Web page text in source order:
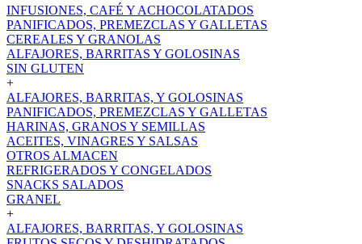
INFUSIONES, CAFÉ Y ACHOCOLATADOS
PANIFICADOS, PREMEZCLAS Y GALLETAS
CEREALES Y GRANOLAS
ALFAJORES, BARRITAS Y GOLOSINAS
SIN GLUTEN
+
ALFAJORES, BARRITAS, Y GOLOSINAS
PANIFICADOS, PREMEZCLAS Y GALLETAS
HARINAS, GRANOS Y SEMILLAS
ACEITES, VINAGRES Y SALSAS
OTROS ALMACEN
REFRIGERADOS Y CONGELADOS
SNACKS SALADOS
GRANEL
+
ALFAJORES, BARRITAS, Y GOLOSINAS